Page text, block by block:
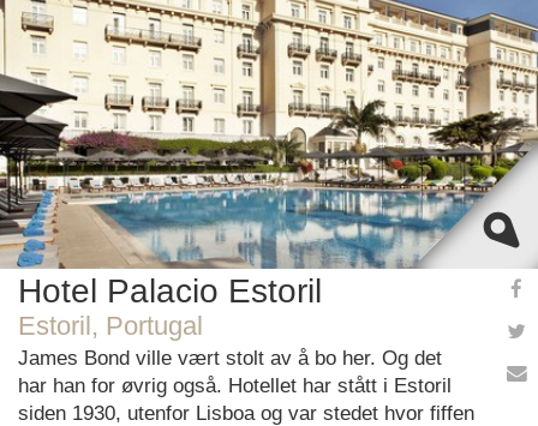
Do you own this website?
OK
Hotel Palacio Estoril
Estoril, Portugal
James Bond ville vært stolt av å bo her. Og det
har han for øvrig også. Hotellet har stått i Estoril
siden 1930, utenfor Lisboa og var stedet hvor fiffen